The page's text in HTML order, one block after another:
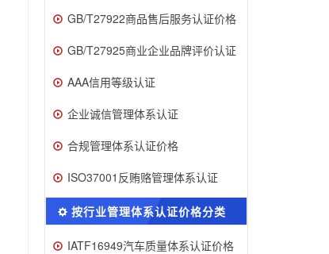
GB/T27922商品售后服务认证价格
GB/T27925商业企业品牌评价认证
AAA信用等级认证
企业诚信管理体系认证
合规管理体系认证价格
ISO37001反贿赂管理体系认证
按行业管理体系认证价格分类
IATF16949汽车质量体系认证价格